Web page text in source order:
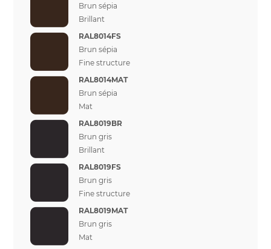
Brun sépia
Brillant
RAL8014FS
Brun sépia
Fine structure
RAL8014MAT
Brun sépia
Mat
RAL8019BR
Brun gris
Brillant
RAL8019FS
Brun gris
Fine structure
RAL8019MAT
Brun gris
Mat